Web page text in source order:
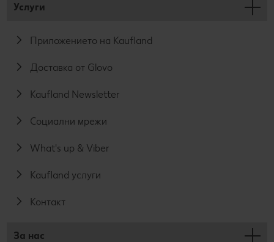
Услуги
Приложението на Kaufland
Доставка от Glovo
Kaufland Newsletter
Социални мрежи
What's up & Viber
Kaufland услуги
Контакт
За нас